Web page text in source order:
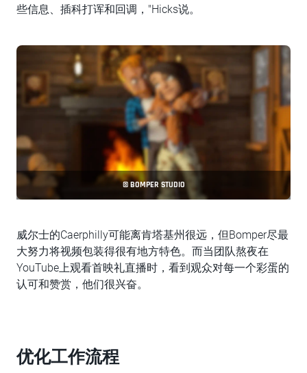
些信息、插科打诨和回调，"Hicks说。
© BOMPER STUDIO
威尔士的Caerphilly可能离肯塔基州很远，但Bomper尽最
大努力将视频包装得很有地方特色。而当团队熬夜在
YouTube上观看首映礼直播时，看到观众对每一个彩蛋的
认可和赞赏，他们很兴奋。
优化工作流程